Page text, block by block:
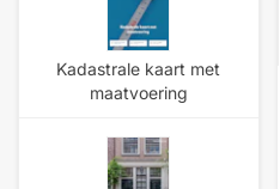
Kadastrale kaart met
maatvoering